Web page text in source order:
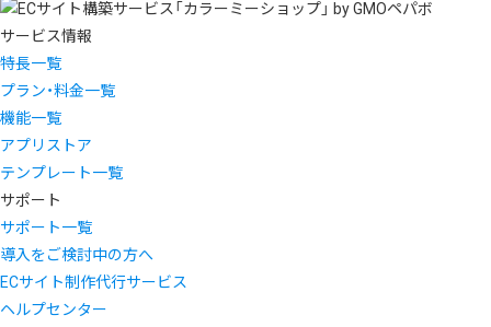
サービス情報
特長一覧
プラン・料金一覧
機能一覧
アプリストア
テンプレート一覧
サポート
サポート一覧
導入をご検討中の方へ
ECサイト制作代行サービス
ヘルプセンター